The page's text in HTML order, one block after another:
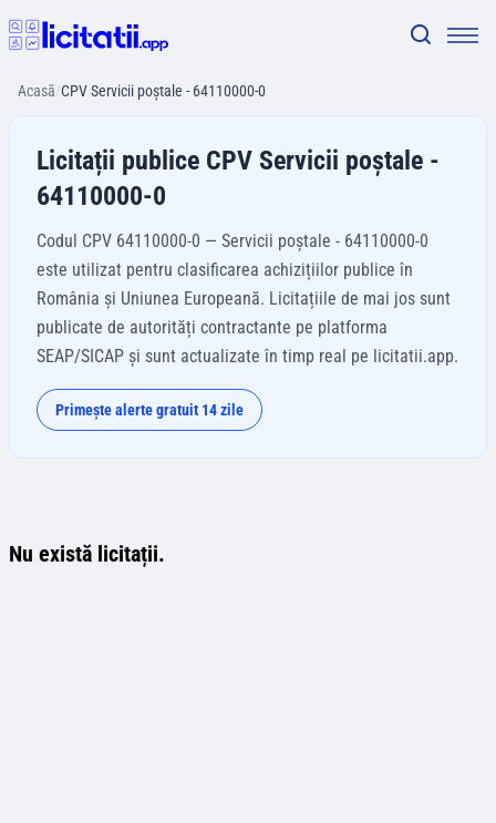
Acasă/CPV Servicii poştale - 64110000-0
Licitații publice CPV Servicii poştale -
64110000-0
Codul CPV 64110000-0 — Servicii poştale - 64110000-0
este utilizat pentru clasificarea achizițiilor publice în
România și Uniunea Europeană. Licitațiile de mai jos sunt
publicate de autorități contractante pe platforma
SEAP/SICAP și sunt actualizate în timp real pe licitatii.app.
Primește alerte gratuit 14 zile
Nu există licitații.